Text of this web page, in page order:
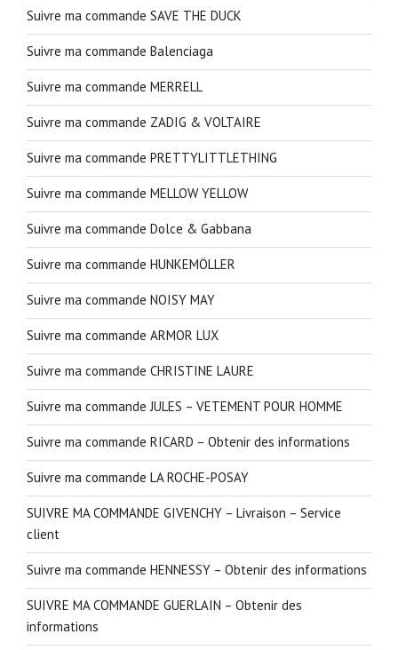
Suivre ma commande SAVE THE DUCK
Suivre ma commande Balenciaga
Suivre ma commande MERRELL
Suivre ma commande ZADIG & VOLTAIRE
Suivre ma commande PRETTYLITTLETHING
Suivre ma commande MELLOW YELLOW
Suivre ma commande Dolce & Gabbana
Suivre ma commande HUNKEMÖLLER
Suivre ma commande NOISY MAY
Suivre ma commande ARMOR LUX
Suivre ma commande CHRISTINE LAURE
Suivre ma commande JULES – VETEMENT POUR HOMME
Suivre ma commande RICARD – Obtenir des informations
Suivre ma commande LA ROCHE-POSAY
SUIVRE MA COMMANDE GIVENCHY – Livraison – Service
client
Suivre ma commande HENNESSY – Obtenir des informations
SUIVRE MA COMMANDE GUERLAIN – Obtenir des
informations